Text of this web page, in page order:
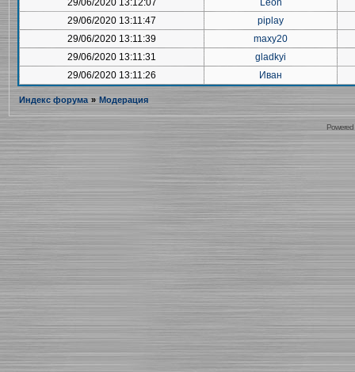
29/06/2020 13:12:07
Leon
29/06/2020 13:11:47
piplay
29/06/2020 13:11:39
maxy20
29/06/2020 13:11:31
gladkyi
29/06/2020 13:11:26
Иван
Индекс форума » Модерация